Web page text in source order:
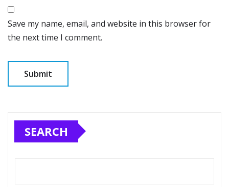
Save my name, email, and website in this browser for
the next time I comment.
SEARCH